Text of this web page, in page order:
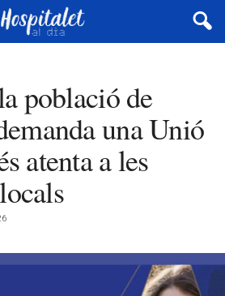
població de
una Unió
atenta a les